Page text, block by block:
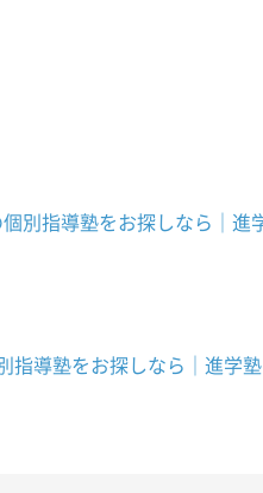
別指導塾をお探しなら｜進
導塾をお探しなら｜進学